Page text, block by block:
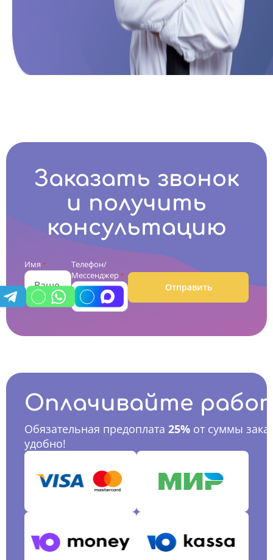
Заказать звонок
и получить
консультацию
Имя *
Телефон/
Мессенджер *
Отправить
Оплачивайте
Обязательная предоплата 25% от суммы
удобно!